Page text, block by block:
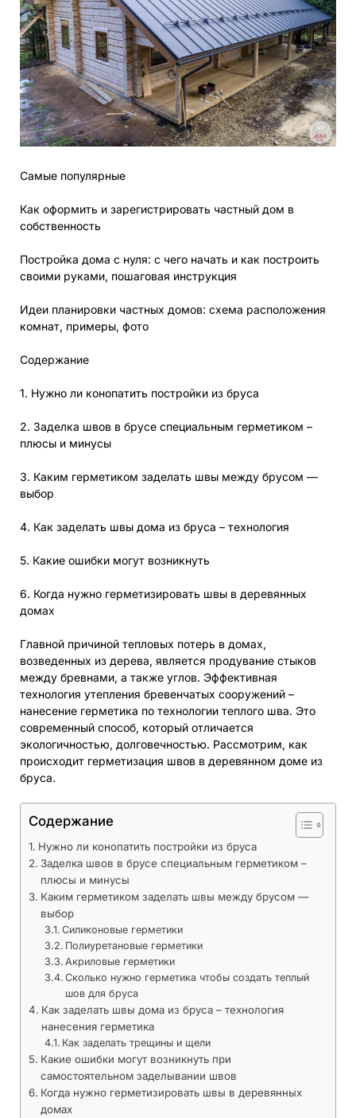
Самые популярные
Как оформить и зарегистрировать частный дом в
собственность
Постройка дома с нуля: с чего начать и как построить
своими руками, пошаговая инструкция
Идеи планировки частных домов: схема расположения
комнат, примеры, фото
Содержание
1. Нужно ли конопатить постройки из бруса
2. Заделка швов в брусе специальным герметиком –
плюсы и минусы
3. Каким герметиком заделать швы между брусом —
выбор
4. Как заделать швы дома из бруса – технология
5. Какие ошибки могут возникнуть
6. Когда нужно герметизировать швы в деревянных
домах
Главной причиной тепловых потерь в домах,
возведенных из дерева, является продувание стыков
между бревнами, а также углов. Эффективная
технология утепления бревенчатых сооружений –
нанесение герметика по технологии теплого шва. Это
современный способ, который отличается
экологичностью, долговечностью. Рассмотрим, как
происходит герметизация швов в деревянном доме из
бруса.
Содержание
Нужно ли конопатить постройки из бруса
Заделка швов в брусе специальным герметиком –
плюсы и минусы
Каким герметиком заделать швы между брусом —
выбор
Силиконовые герметики
Полиуретановые герметики
Акриловые герметики
Сколько нужно герметика чтобы создать теплый
шов для бруса
Как заделать швы дома из бруса – технология
нанесения герметика
Как заделать трещины и щели
Какие ошибки могут возникнуть при
самостоятельном заделывании швов
Когда нужно герметизировать швы в деревянных
домах